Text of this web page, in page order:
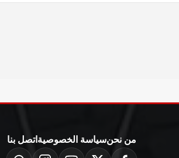
من نحنسياسة الخصوصية اتصل بنا